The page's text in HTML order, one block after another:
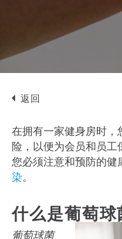
返回
在拥有一家健身房时，
险，以便为会员和员工
您必须注意和预防的健
染。
什么是葡萄球
葡萄球菌